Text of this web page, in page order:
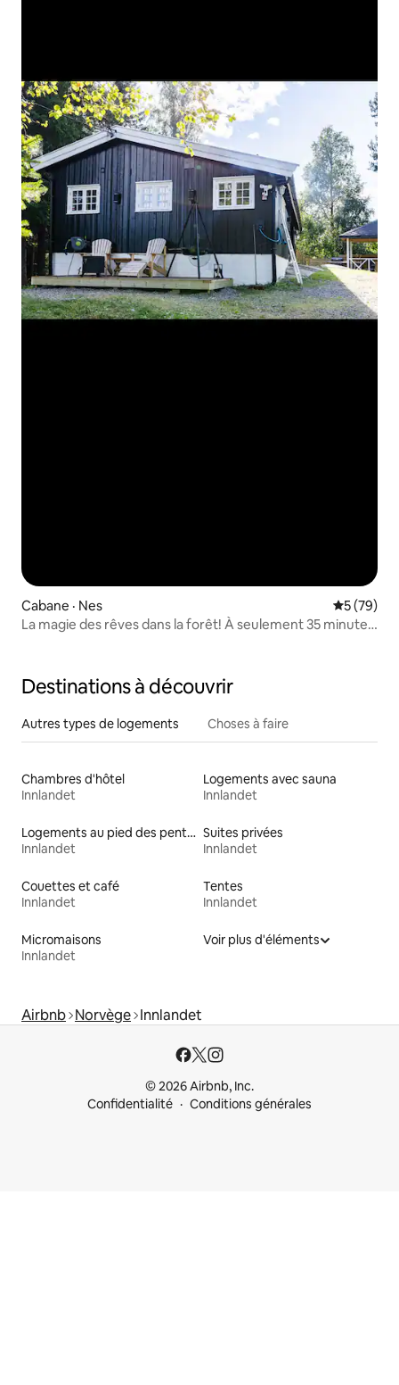
Cabane · Nes Note
5 (79)
La magie des rêves dans la forêt! À seulement 35 minutes
Destinations à découvrir
Autres types de logements Choses à faire
Chambres d'hôtel
Innlandet
Logements avec sauna
Innlandet
Logements au pied des pentes à louer
Innlandet
Suites privées
Innlandet
Couettes et café
Innlandet
Tentes
Innlandet
Micromaisons
Innlandet
Voir plus d'éléments
Airbnb Norvège Innlandet
© 2026 Airbnb, Inc.
Confidentialité
Conditions générales